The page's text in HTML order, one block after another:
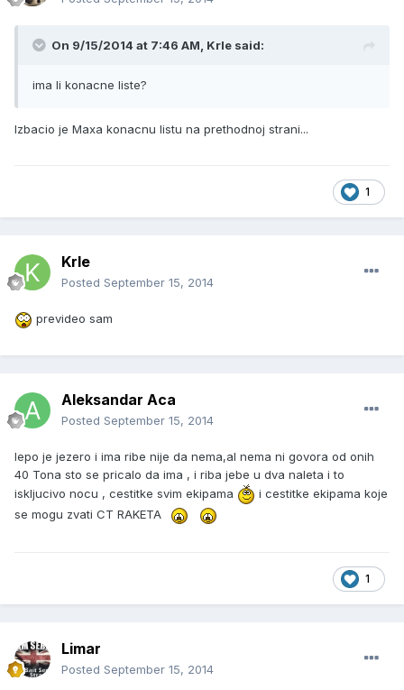
On 9/15/2014 at 7:46 AM, Krle said:
ima li konacne liste?
Izbacio je Maxa konacnu listu na prethodnoj strani...
1
Krle
Posted September 15, 2014
prevideo sam
Aleksandar Aca
Posted September 15, 2014
lepo je jezero i ima ribe nije da nema,al nema ni govora od onih
40 Tona sto se pricalo da ima , i riba jebe u dva naleta i to
iskljucivo nocu , cestitke svim ekipama
i cestitke ekipama koje
se mogu zvati CT RAKETA
1
Limar
Posted September 15, 2014